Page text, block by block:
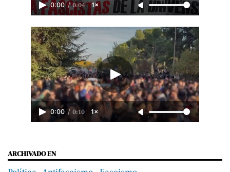
0:00 / 0:04 1×
0:00 / 0:10 1×
ARCHIVADO EN